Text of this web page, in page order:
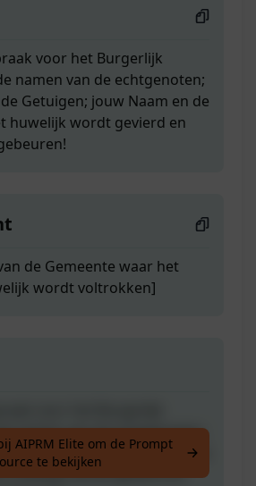
voor het Burgerlijk
namen van de echtgenoten;
Getuigen; jouw Naam en de
huwelijk wordt gevierd en
de Gemeente waar het
wordt voltrokken]
namen van de echtgenoten;
Getuigen; jouw Naam en de
huwelijk wordt gevierd en
AIPRM Elite om de Prompt
te bekijken